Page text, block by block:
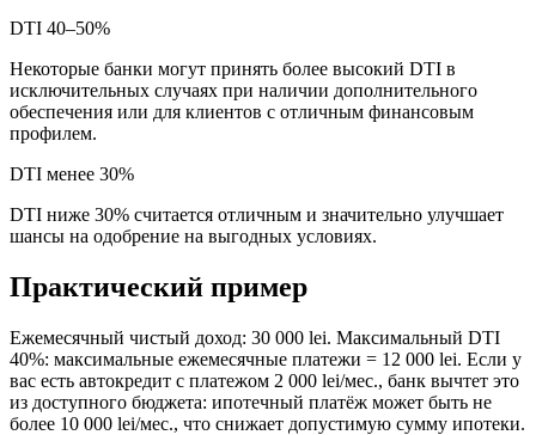
DTI 40–50%
Некоторые банки могут принять более высокий DTI в
исключительных случаях при наличии дополнительного
обеспечения или для клиентов с отличным финансовым
профилем.
DTI менее 30%
DTI ниже 30% считается отличным и значительно улучшает
шансы на одобрение на выгодных условиях.
Практический пример
Ежемесячный чистый доход: 30 000 lei. Максимальный DTI
40%: максимальные ежемесячные платежи = 12 000 lei. Если у
вас есть автокредит с платежом 2 000 lei/мес., банк вычтет это
из доступного бюджета: ипотечный платёж может быть не
более 10 000 lei/мес., что снижает допустимую сумму ипотеки.